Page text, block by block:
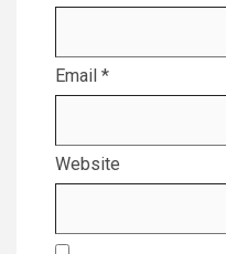
Email *
Website